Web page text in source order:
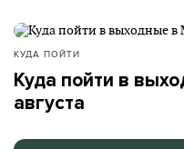
КУДА ПОЙТИ
Куда пойти в
августа